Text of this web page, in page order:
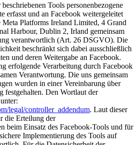
Tools personenbezogene
erfasst und an Facebook weitergeleitet
Platforms Ireland Limited, 4 Grand
Harbour, Dublin 2, Irland gemeinsam
verantwortlich (Art. 26 DSGVO). Die
beschränkt sich dabei ausschließlich
und deren Weitergabe an Facebook.
erfolgende Verarbeitung durch Facebook
Verantwortung. Die uns gemeinsam
wurden in einer Vereinbarung über
festgehalten. Den Wortlaut der
legal/controller_addendum. Laut dieser
die Erteilung der
beim Einsatz des Facebook-Tools und für
Implementierung des Tools auf